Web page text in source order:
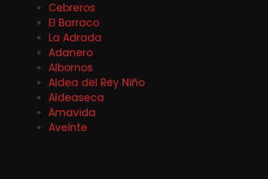
Cebreros
El Barraco
La Adrada
Adanero
Albornos
Aldea del Rey Niño
Aldeaseca
Amavida
Aveinte